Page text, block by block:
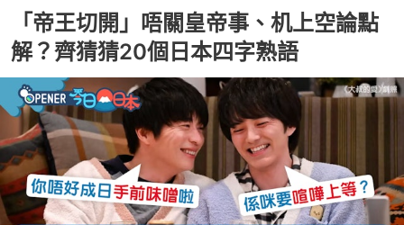
「帝王切開」唔關皇帝事、机上空論點
解？齊猜猜20個日本四字熟語